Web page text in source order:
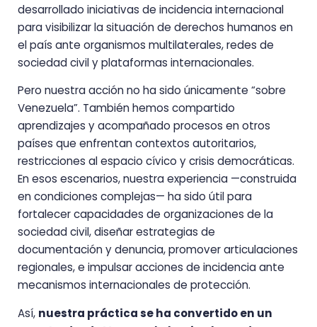
desarrollado iniciativas de incidencia internacional
para visibilizar la situación de derechos humanos en
el país ante organismos multilaterales, redes de
sociedad civil y plataformas internacionales.
Pero nuestra acción no ha sido únicamente “sobre
Venezuela”. También hemos compartido
aprendizajes y acompañado procesos en otros
países que enfrentan contextos autoritarios,
restricciones al espacio cívico y crisis democráticas.
En esos escenarios, nuestra experiencia —construida
en condiciones complejas— ha sido útil para
fortalecer capacidades de organizaciones de la
sociedad civil, diseñar estrategias de
documentación y denuncia, promover articulaciones
regionales, e impulsar acciones de incidencia ante
mecanismos internacionales de protección.
Así, nuestra práctica se ha convertido en un